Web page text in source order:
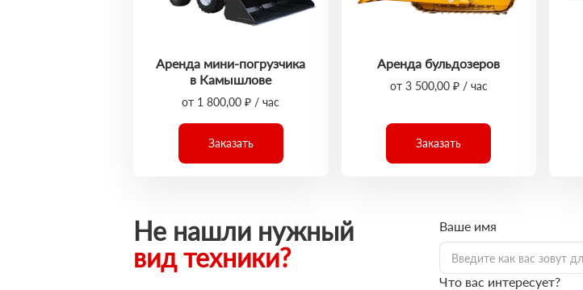
Аренда мини-погрузчика
в Камышлове
от 1 800,00 ₽ / час
Заказать
Аренда бульдозеров
от 3 500,00 ₽ / час
Заказать
Не нашли нужный
вид техники?
Ваше имя
Что вас интересует?